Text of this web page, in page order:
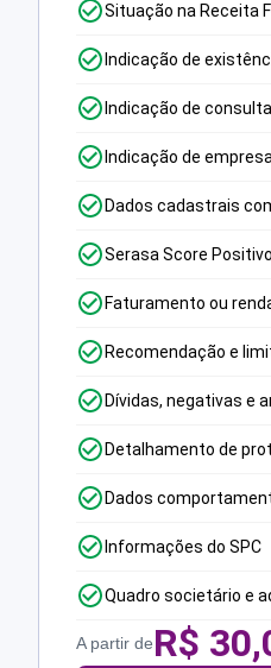
Situação na Receita
Indicação de
Indicação de
Indicação de
Dados cadastrais
Serasa Score Positivo
Faturamento ou
Recomendação e
Dívidas, negativas e
Detalhamento de
Dados
Informações do SPC
Quadro societário e
A partir deR$